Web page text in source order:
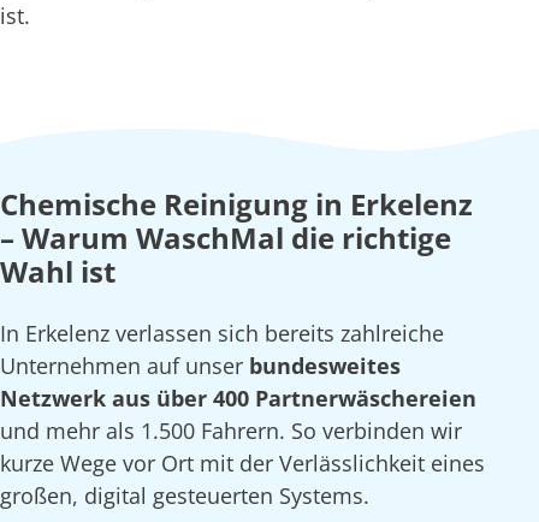
ist.
Chemische Reinigung in Erkelenz
– Warum WaschMal die richtige
Wahl ist
In Erkelenz verlassen sich bereits zahlreiche
Unternehmen auf unser bundesweites
Netzwerk aus über 400 Partnerwäschereien
und mehr als 1.500 Fahrern. So verbinden wir
kurze Wege vor Ort mit der Verlässlichkeit eines
großen, digital gesteuerten Systems.